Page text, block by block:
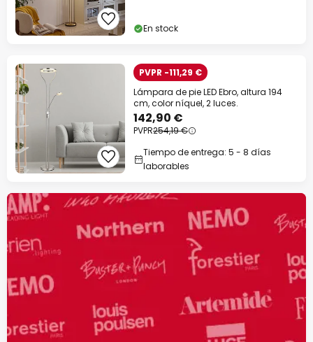
En stock
PVPR -111,29 €
Lámpara de pie LED Ebro, altura 194
cm, color níquel, 2 luces.
142,90 €
PVPR254,19 €
Tiempo de entrega: 5 - 8 días
laborables